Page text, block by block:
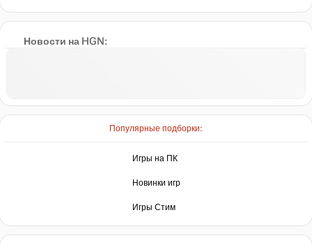
Новости на HGN:
Популярные подборки:
Игры на ПК
Новинки игр
Игры Стим